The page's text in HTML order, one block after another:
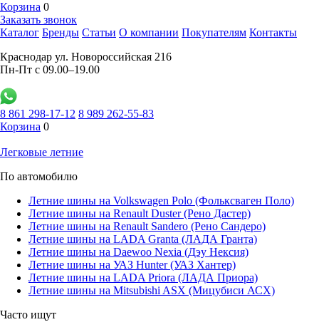
Корзина 0
Заказать звонок
Каталог Бренды Статьи О компании Покупателям Контакты
Краснодар ул. Новороссийская 216
Пн-Пт с 09.00–19.00
8 861 298-17-12 8 989 262-55-83
Корзина 0
Легковые летние
По автомобилю
Летние шины на Volkswagen Polo (Фольксваген Поло)
Летние шины на Renault Duster (Рено Дастер)
Летние шины на Renault Sandero (Рено Сандеро)
Летние шины на LADA Granta (ЛАДА Гранта)
Летние шины на Daewoo Nexia (Дэу Нексия)
Летние шины на УАЗ Hunter (УАЗ Хантер)
Летние шины на LADA Priora (ЛАДА Приора)
Летние шины на Mitsubishi ASX (Мицубиси АСХ)
Часто ищут